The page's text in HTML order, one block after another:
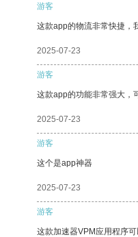
游客
这款app的物流非常快捷，
2025-07-23
游客
这款app的功能非常强大，
2025-07-23
游客
这个是app神器
2025-07-23
游客
这款加速器VPM应用程序